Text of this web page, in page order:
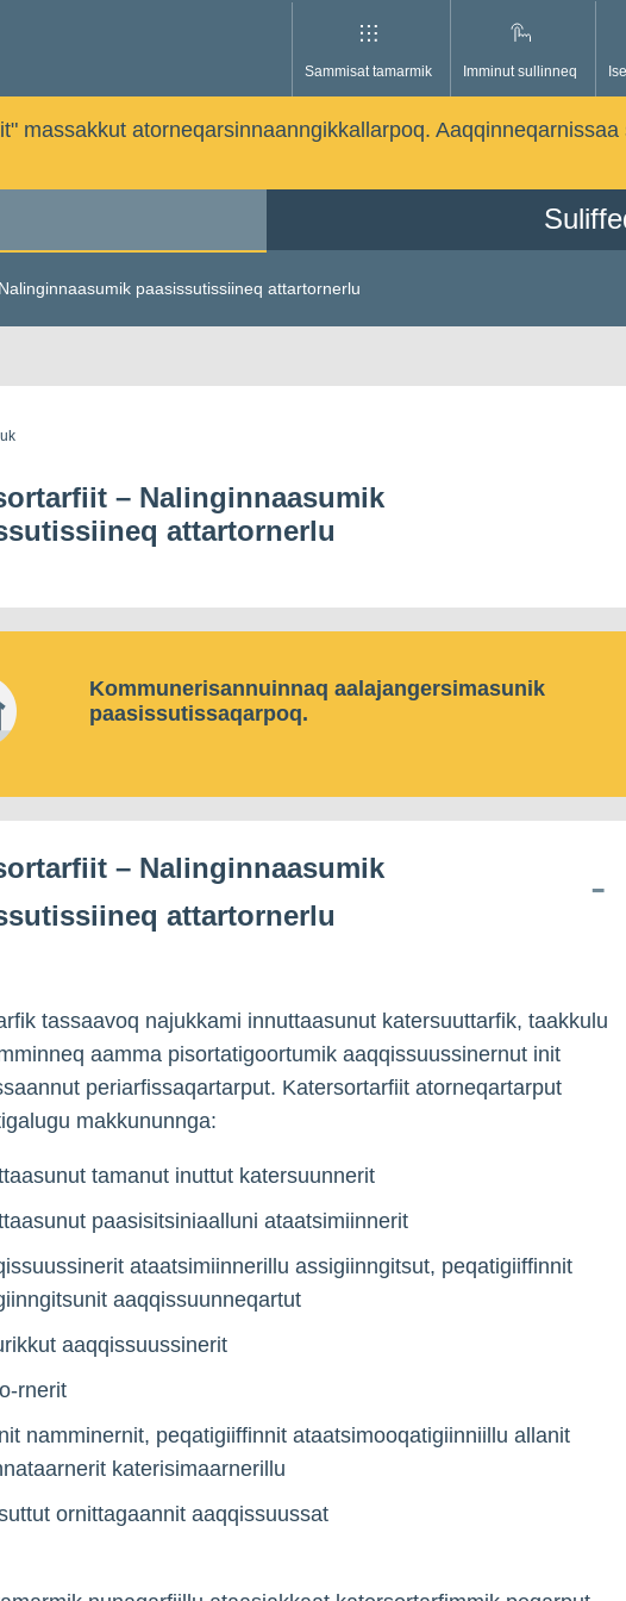
Sammisat tamarmik Imminut sullinneq
massakkut atorneqarsinnaanngikkallarpoq.
paasissutissiineq attartornerlu
– Nalinginnaasumik
attartornerlu
Kommunerisannuinnaq aalajangersimasunik
paasissutissaqarpoq.
– Nalinginnaasumik
attartornerlu
tassaavoq najukkami innuttaasunut katersuuttarfik, taakkulu
aamma pisortatigoortumik aaqqissuussinernut init
periarfissaqartarput. Katersortarfiit atorneqartarput
makkununnga:
tamanut inuttut katersuunnerit
paasisitsiniaalluni ataatsimiinnerit
ataatsimiinnerillu assigiinngitsut, peqatigiiffinnit
aaqqissuunneqartut
aaqqissuussinerit
rnerit
namminernit, peqatigiiffinnit ataatsimooqatigiinniillu allanit
katerisimaarnerillu
ornittagaannit aaqqissuussat